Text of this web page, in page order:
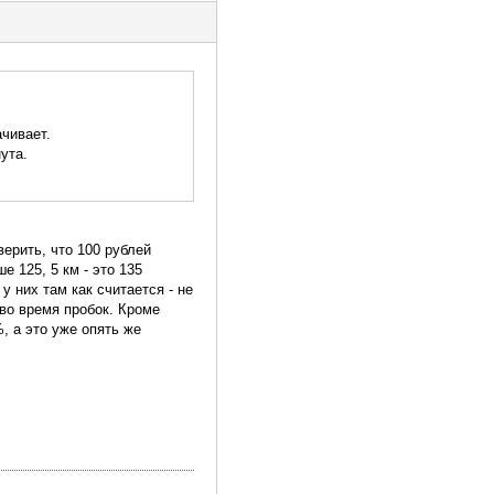
что 100 рублей
125, 5 км - это 135
них там как считается - не
время пробок. Кроме
а это уже опять же